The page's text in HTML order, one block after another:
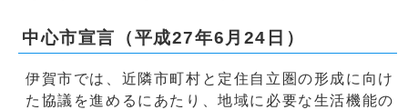
中心市宣言（平成27年6月24日）
伊賀市では、近隣市町村と定住自立圏の形成に向け
た協議を進めるにあたり、地域に必要な生活機能の